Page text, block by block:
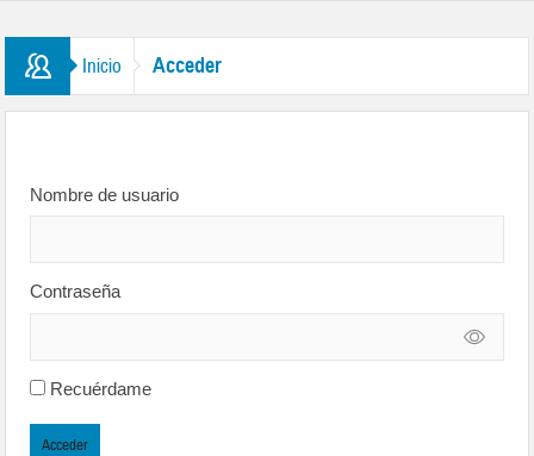
Inicio Acceder
Nombre de usuario
Contraseña
Recuérdame
Acceder